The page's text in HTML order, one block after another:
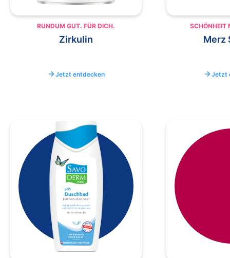
RUNDUM GUT. FÜR DICH.
Zirkulin
Jetzt entdecken
SCHÖNHEIT
Merz
Jetzt